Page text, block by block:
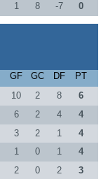
1 8 -7 0
GF GC DF
PT
10 2 8
6
6 2 4
4
3 2 1
4
1 0 1
4
2 0 2
3